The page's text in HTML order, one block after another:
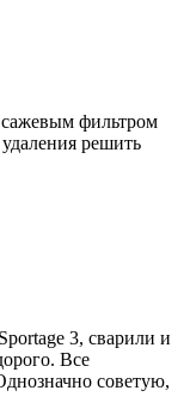
фильтром
решить
3, сварили и
Все
советую,